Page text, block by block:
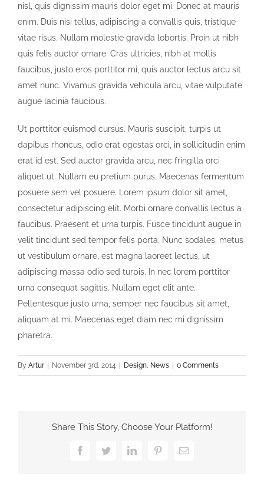
nisl, quis dignissim mauris dolor eget mi. Donec at mauris
enim. Duis nisi tellus, adipiscing a convallis quis, tristique
vitae risus. Nullam molestie gravida lobortis. Proin ut nibh
quis felis auctor ornare. Cras ultricies, nibh at mollis
faucibus, justo eros porttitor mi, quis auctor lectus arcu sit
amet nunc. Vivamus gravida vehicula arcu, vitae vulputate
augue lacinia faucibus.
Ut porttitor euismod cursus. Mauris suscipit, turpis ut
dapibus rhoncus, odio erat egestas orci, in sollicitudin enim
erat id est. Sed auctor gravida arcu, nec fringilla orci
aliquet ut. Nullam eu pretium purus. Maecenas fermentum
posuere sem vel posuere. Lorem ipsum dolor sit amet,
consectetur adipiscing elit. Morbi ornare convallis lectus a
faucibus. Praesent et urna turpis. Fusce tincidunt augue in
velit tincidunt sed tempor felis porta. Nunc sodales, metus
ut vestibulum ornare, est magna laoreet lectus, ut
adipiscing massa odio sed turpis. In nec lorem porttitor
urna consequat sagittis. Nullam eget elit ante.
Pellentesque justo urna, semper nec faucibus sit amet,
aliquam at mi. Maecenas eget diam nec mi dignissim
pharetra.
By Artur | November 3rd, 2014 | Design News | 0 Comments
Share This Story, Choose Your Platform!
FacebookTwitterLinkedInPinterestEmail